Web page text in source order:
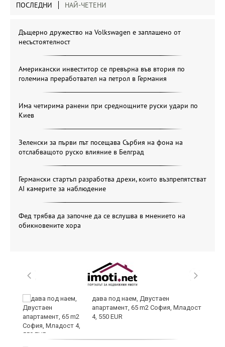
ПОСЛЕДНИ НАЙ-ЧЕТЕНИ
Дъщерно дружество на Volkswagen е заплашено от
несъстоятелност
Американски инвеститор се превърна във втория по
големина преработвател на петрол в Германия
Има четирима ранени при среднощните руски удари по
Киев
Зеленски за първи път посещава Сърбия на фона на
отслабващото руско влияние в Белград
Германски стартъп разработва дрехи, които възпрепятстват
AI камерите за наблюдение
Фед трябва да започне да се вслушва в мнението на
обикновените хора
дава под наем, Двустаен
апартамент, 65 m2 София, Младост
4, 550 EUR